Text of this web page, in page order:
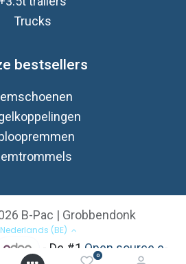
0
Trucks
bestsellers
B-Pac | Grobbendonk
Nederlands (BE)
- De #1 Open source e-